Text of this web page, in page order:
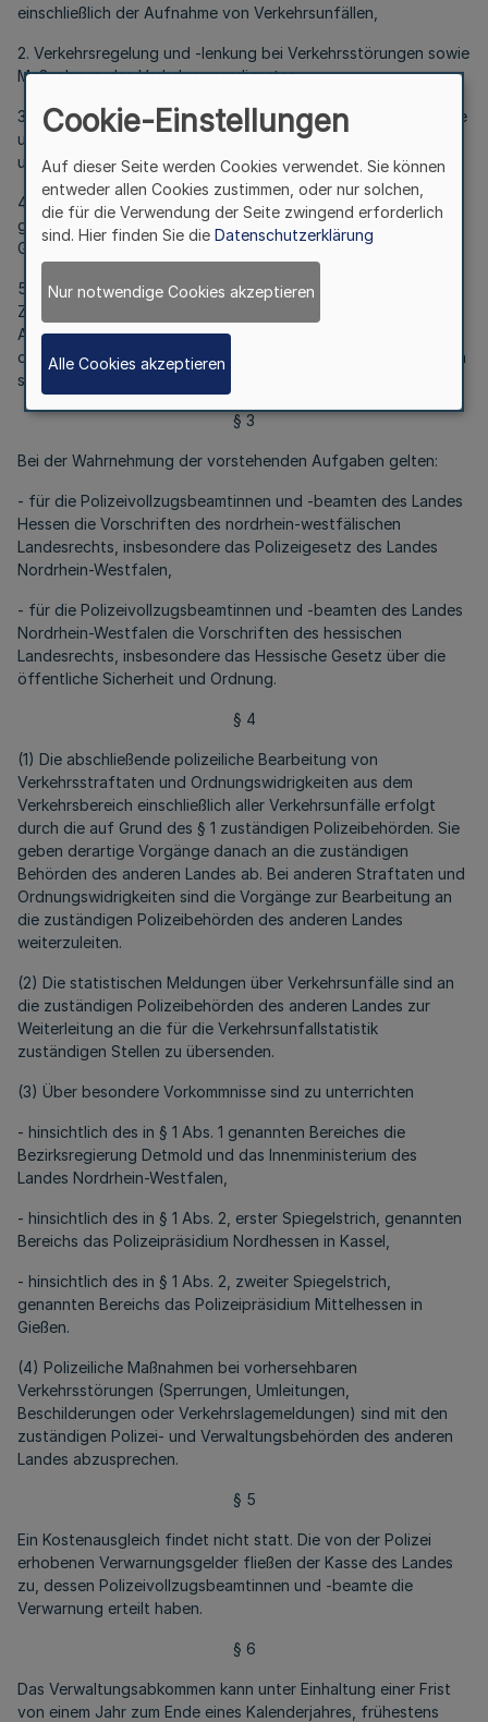
einschließlich der Aufnahme von Verkehrsunfällen,
2. Verkehrsregelung und -lenkung bei Verkehrsstörungen sowie
Maßnahmen des Verkehrswarndienstes,
3. Überprüfung von Verkehrszeichen und -einrichtungen sowie
unaufschiebbar notwendige Sicherungsmaßnahmen an Bau-
und Schadensstellen,
4. Begleitung von Schwer- und Großraumtransporten,
gefährdeten Transporten und Transporten mit gefährlichen
Gütern,
5. sonstige Maßnahmen der Gefahrenabwehr im
Zusammenhang mit den Nummern 1 bis 4, sofern die
Auswirkungen des Anlasses im Wesentlichen auf den Bereich
der Bundesautobahn beschränkt bleiben. In den übrigen Fällen
sind die unaufschiebbar notwendigen Maßnahmen zu treffen.
§ 3
Bei der Wahrnehmung der vorstehenden Aufgaben gelten:
- für die Polizeivollzugsbeamtinnen und -beamten des Landes
Hessen die Vorschriften des nordrhein-westfälischen
Landesrechts, insbesondere das Polizeigesetz des Landes
Nordrhein-Westfalen,
- für die Polizeivollzugsbeamtinnen und -beamten des Landes
Nordrhein-Westfalen die Vorschriften des hessischen
Landesrechts, insbesondere das Hessische Gesetz über die
öffentliche Sicherheit und Ordnung.
§ 4
(1) Die abschließende polizeiliche Bearbeitung von
Verkehrsstraftaten und Ordnungswidrigkeiten aus dem
Verkehrsbereich einschließlich aller Verkehrsunfälle erfolgt
durch die auf Grund des § 1 zuständigen Polizeibehörden. Sie
geben derartige Vorgänge danach an die zuständigen
Behörden des anderen Landes ab. Bei anderen Straftaten und
Ordnungswidrigkeiten sind die Vorgänge zur Bearbeitung an
die zuständigen Polizeibehörden des anderen Landes
weiterzuleiten.
(2) Die statistischen Meldungen über Verkehrsunfälle sind an
die zuständigen Polizeibehörden des anderen Landes zur
Weiterleitung an die für die Verkehrsunfallstatistik
zuständigen Stellen zu übersenden.
(3) Über besondere Vorkommnisse sind zu unterrichten
- hinsichtlich des in § 1 Abs. 1 genannten Bereiches die
Bezirksregierung Detmold und das Innenministerium des
Landes Nordrhein-Westfalen,
- hinsichtlich des in § 1 Abs. 2, erster Spiegelstrich, genannten
Bereichs das Polizeipräsidium Nordhessen in Kassel,
- hinsichtlich des in § 1 Abs. 2, zweiter Spiegelstrich,
genannten Bereichs das Polizeipräsidium Mittelhessen in
Gießen.
(4) Polizeiliche Maßnahmen bei vorhersehbaren
Verkehrsstörungen (Sperrungen, Umleitungen,
Beschilderungen oder Verkehrslagemeldungen) sind mit den
zuständigen Polizei- und Verwaltungsbehörden des anderen
Landes abzusprechen.
§ 5
Ein Kostenausgleich findet nicht statt. Die von der Polizei
erhobenen Verwarnungsgelder fließen der Kasse des Landes
zu, dessen Polizeivollzugsbeamtinnen und -beamte die
Verwarnung erteilt haben.
§ 6
Das Verwaltungsabkommen kann unter Einhaltung einer Frist
von einem Jahr zum Ende eines Kalenderjahres, frühestens
Cookie-Einstellungen
Auf dieser Seite werden Cookies verwendet. Sie können
entweder allen Cookies zustimmen, oder nur solchen,
die für die Verwendung der Seite zwingend erforderlich
sind. Hier finden Sie die Datenschutzerklärung
Nur notwendige Cookies akzeptieren
Alle Cookies akzeptieren